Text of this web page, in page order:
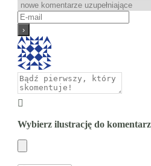
Wybierz ilustrację do